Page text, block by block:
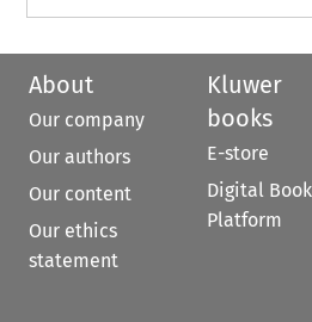
About
Our company
Our authors
Our content
Our ethics
statement
Kluwer
books
E-store
Digital Book
Platform